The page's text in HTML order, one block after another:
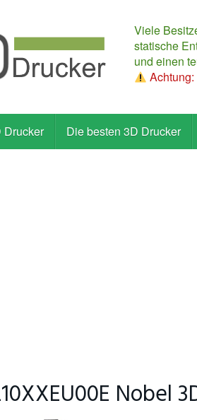
Viele
statische
und einen
Drucker Die besten 3D Drucker
Nobel